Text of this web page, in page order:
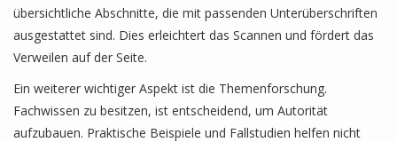
übersichtliche Abschnitte, die mit passenden Unterüberschriften
ausgestattet sind. Dies erleichtert das Scannen und fördert das
Verweilen auf der Seite.
Ein weiterer wichtiger Aspekt ist die Themenforschung.
Fachwissen zu besitzen, ist entscheidend, um Autorität
aufzubauen. Praktische Beispiele und Fallstudien helfen nicht